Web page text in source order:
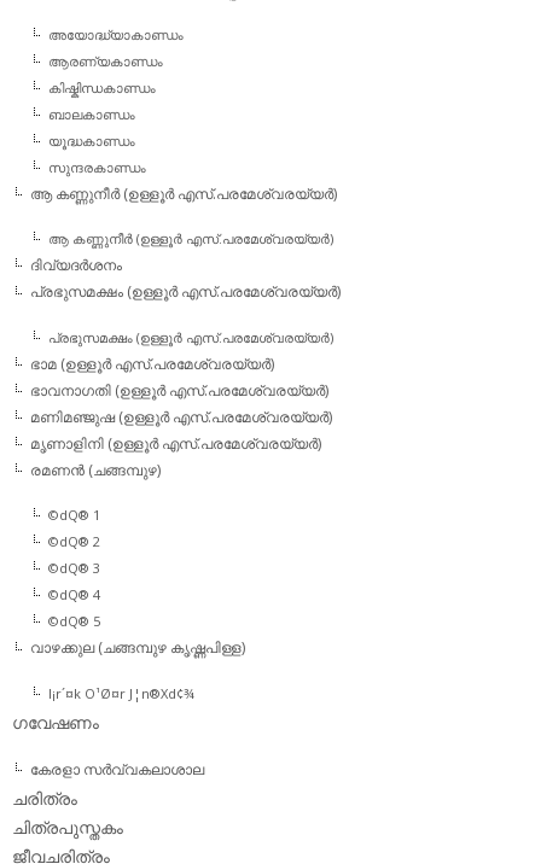
അയോദ്ധ്യാകാണ്ഡം
ആരണ്യകാണ്ഡം
കിഷ്കിന്ധകാണ്ഡം
ബാലകാണ്ഡം
യൂദ്ധകാണ്ഡം
സുന്ദരകാണ്ഡം
ആ കണ്ണുനീര്‍ (ഉള്ളൂര്‍ എസ്.പരമേശ്വരയ്യര്‍)
ആ കണ്ണുനീര്‍ (ഉള്ളൂര്‍ എസ്.പരമേശ്വരയ്യര്‍)
ദിവ്യദര്‍ശനം
പ്രഭുസമക്ഷം (ഉള്ളൂര്‍ എസ്.പരമേശ്വരയ്യര്‍)
പ്രഭുസമക്ഷം (ഉള്ളൂര്‍ എസ്.പരമേശ്വരയ്യര്‍)
ഭാമ (ഉള്ളൂര്‍ എസ്.പരമേശ്വരയ്യര്‍)
ഭാവനാഗതി (ഉള്ളൂര്‍ എസ്.പരമേശ്വരയ്യര്‍)
മണിമഞ്ജുഷ (ഉള്ളൂര്‍ എസ്.പരമേശ്വരയ്യര്‍)
മൃണാളിനി (ഉള്ളൂര്‍ എസ്.പരമേശ്വരയ്യര്‍)
രമണന്‍ (ചങ്ങമ്പുഴ)
©dQ® 1
©dQ® 2
©dQ® 3
©dQ® 4
©dQ® 5
വാഴക്കുല (ചങ്ങമ്പുഴ കൃഷ്ണപിള്ള)
l¡r´¤k O¹Ø¤r J¦n®Xd¢¾
ഗവേഷണം
കേരളാ സര്‍വ്വകലാശാല
ചരിത്രം
ചിത്രപുസ്തകം
ജീവചരിത്രം